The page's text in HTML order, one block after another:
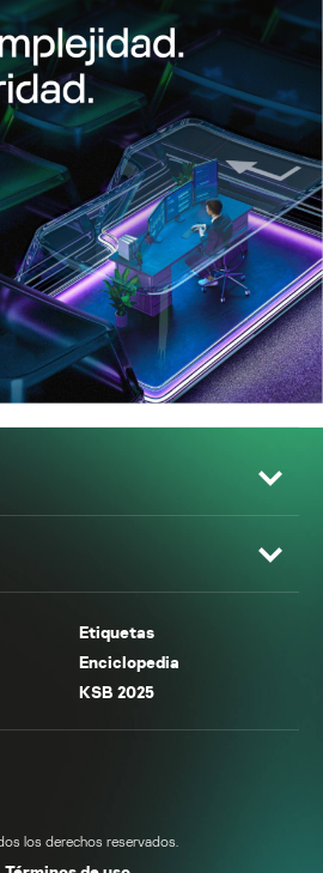
Etiquetas
Enciclopedia
KSB 2025
los derechos reservados.